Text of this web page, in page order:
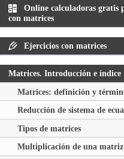
Online calculadoras gratis
con matrices
Ejercicios con matrices
Matrices. Introducción e índice
Matrices: definición y
Reducción de sistema de
Tipos de matrices
Multiplicación de una